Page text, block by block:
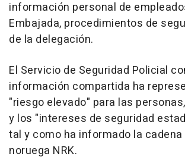
información personal de
Embajada, procedimientos de
de la delegación.
El Servicio de Seguridad Policial
información compartida ha
"riesgo elevado" para las
y los "intereses de seguridad
tal y como ha informado la
noruega NRK.